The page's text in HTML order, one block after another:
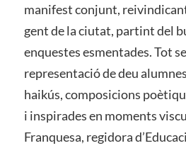
manifest conjunt,
gent de la ciutat, partint del
enquestes esmentades. Tot
representació de deu
haikús, composicions
i inspirades en moments
Franquesa, regidora